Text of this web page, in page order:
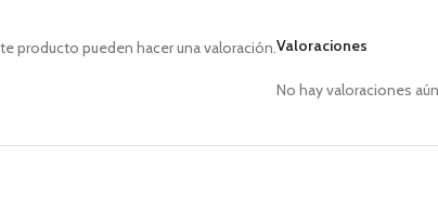
Valoraciones
No hay valoraciones
producto pueden hacer una valoración.